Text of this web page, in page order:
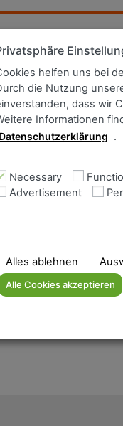
helfen uns bei
die Nutzung
dass wir
Informationen
Datenschutzerklärung .
Necessary
Advertisement
Alles ablehnen
Alle Cookies akzeptieren